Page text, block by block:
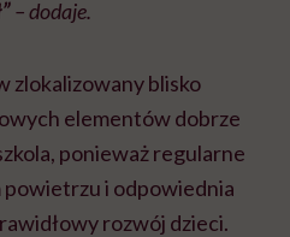
– dodaje.
zlokalizowany blisko
elementów dobrze
ponieważ regularne
i odpowiednia
rozwój dzieci.